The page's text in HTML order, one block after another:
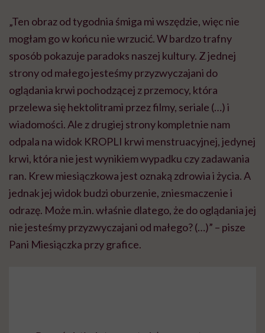
„Ten obraz od tygodnia śmiga mi wszędzie, więc nie
mogłam go w końcu nie wrzucić. W bardzo trafny
sposób pokazuje paradoks naszej kultury. Z jednej
strony od małego jesteśmy przyzwyczajani do
oglądania krwi pochodzącej z przemocy, która
przelewa się hektolitrami przez filmy, seriale (…) i
wiadomości. Ale z drugiej strony kompletnie nam
odpala na widok KROPLI krwi menstruacyjnej, jedynej
krwi, która nie jest wynikiem wypadku czy zadawania
ran. Krew miesiączkowa jest oznaką zdrowia i życia. A
jednak jej widok budzi oburzenie, zniesmaczenie i
odrazę. Może m.in. właśnie dlatego, że do oglądania jej
nie jesteśmy przyzwyczajani od małego? (…)” – pisze
Pani Miesiączka przy grafice.